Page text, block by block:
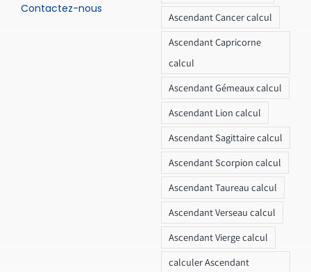
Contactez-nous
Ascendant Cancer calcul
Ascendant Capricorne
calcul
Ascendant Gémeaux calcul
Ascendant Lion calcul
Ascendant Sagittaire calcul
Ascendant Scorpion calcul
Ascendant Taureau calcul
Ascendant Verseau calcul
Ascendant Vierge calcul
calculer Ascendant